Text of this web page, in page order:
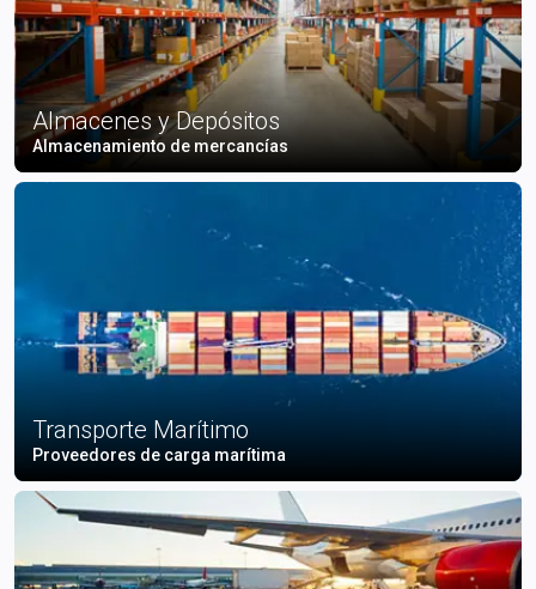
Almacenes y Depósitos
Almacenamiento de mercancías
Transporte Marítimo
Proveedores de carga marítima